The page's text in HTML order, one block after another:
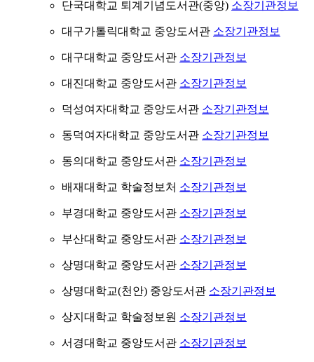
단국대학교 퇴계기념도서관(중앙) 소장기관정보
대구가톨릭대학교 중앙도서관 소장기관정보
대구대학교 중앙도서관 소장기관정보
대진대학교 중앙도서관 소장기관정보
덕성여자대학교 중앙도서관 소장기관정보
동덕여자대학교 중앙도서관 소장기관정보
동의대학교 중앙도서관 소장기관정보
배재대학교 학술정보처 소장기관정보
부경대학교 중앙도서관 소장기관정보
부산대학교 중앙도서관 소장기관정보
상명대학교 중앙도서관 소장기관정보
상명대학교(천안) 중앙도서관 소장기관정보
상지대학교 학술정보원 소장기관정보
서경대학교 중앙도서관 소장기관정보